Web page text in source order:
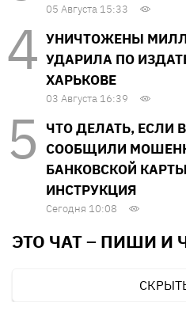
05 Августа 15:33
УНИЧТОЖЕНЫ
УДАРИЛА ПО
ХАРЬКОВЕ
03 Августа 16:39
ЧТО ДЕЛАТЬ, ЕСЛИ
СООБЩИЛИ
БАНКОВСКОЙ
ИНСТРУКЦИЯ
Сегодня 10:08
ЭТО ЧАТ – ПИШИ И